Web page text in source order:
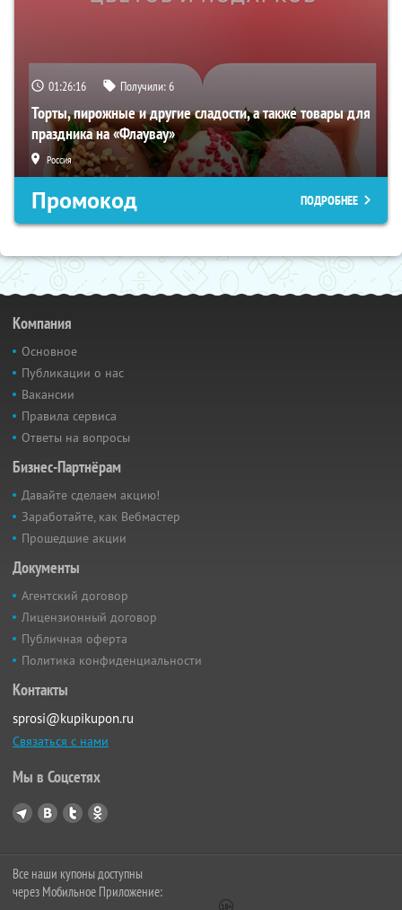
01:26:15 Получили:6
Торты, пирожные и другие сладости, а также товары для
праздника на «Флаувау»
Россия
Промокод ПОДРОБНЕЕ
Компания
Основное
Публикации о нас
Вакансии
Правила сервиса
Ответы на вопросы
Бизнес-Партнёрам
Давайте сделаем акцию!
Заработайте, как Вебмастер
Прошедшие акции
Документы
Агентский договор
Лицензионный договор
Публичная оферта
Политика конфиденциальности
Контакты
sprosi@kupikupon.ru
Связаться с нами
Мы в Соцсетях
Все наши купоны доступны
через Мобильное Приложение: